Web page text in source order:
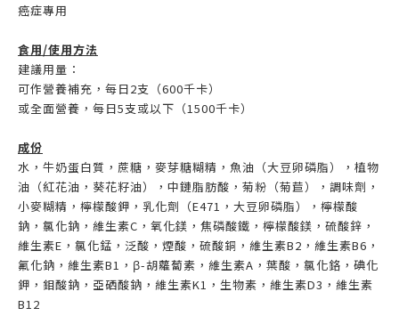
癌症專用
食用/使用方法
建議用量：
可作營養補充，每日2支（600千卡）
或全面營養，每日5支或以下（1500千卡）
成份
水，牛奶蛋白質，蔗糖，麥芽糖糊精，魚油（大豆卵磷脂），植物
油（紅花油，葵花籽油），中鏈脂肪酸，菊粉（菊苣），調味劑，
小麥糊精，檸檬酸鉀，乳化劑（E471，大豆卵磷脂），檸檬酸
鈉，氯化鈉，維生素C，氧化鎂，焦磷酸鐵，檸檬酸鎂，硫酸鋅，
維生素E，氯化錳，泛酸，煙酸，硫酸銅，維生素B2，維生素B6，
氟化鈉，維生素B1，β-胡蘿蔔素，維生素A，葉酸，氯化鉻，碘化
鉀，鉬酸鈉，亞硒酸鈉，維生素K1，生物素，維生素D3，維生素
B12